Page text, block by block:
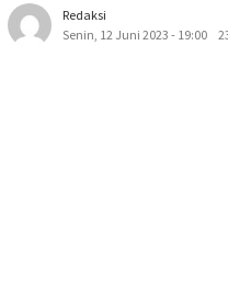
Redaksi
Senin, 12 Juni 2023 - 19:00